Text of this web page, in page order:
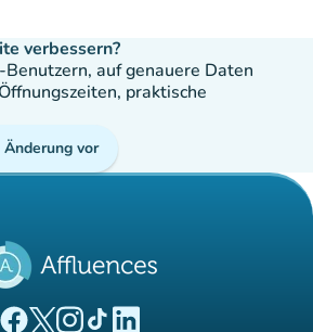
verbessern?
auf genauere Daten
praktische
vor
(new tab)
(new tab)
(new tab)(new tab)